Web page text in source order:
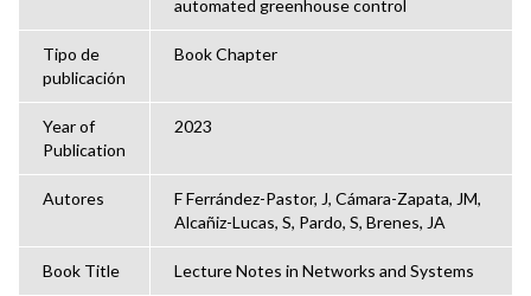
automated greenhouse control
Tipo de
publicación
Book Chapter
Year of
Publication
2023
Autores
F Ferrández-Pastor, J, Cámara-Zapata, JM,
Alcañiz-Lucas, S, Pardo, S, Brenes, JA
Book Title Lecture Notes in Networks and Systems